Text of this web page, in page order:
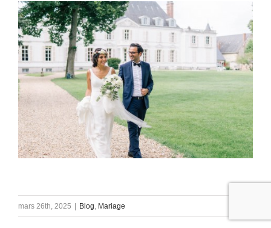
mars 26th, 2025 Blog, Mariage